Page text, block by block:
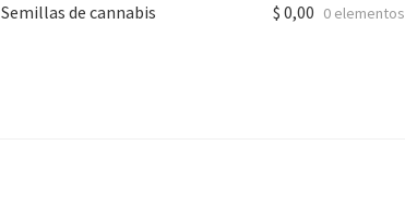
Semillas de cannabis $ 0,00 0 elementos